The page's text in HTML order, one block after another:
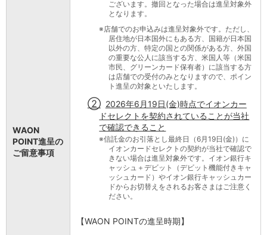
WAON
POINT進呈の
ご留意事項
ございます。撤回となった場合は進呈対象外
となります。
※店舗でのお申込みは進呈対象外です。ただし、
居住地が日本国外にもある方、国籍が日本国
以外の方、特定の国との関係がある方、外国
の重要な公人に該当する方、米国人等（米国
市民、グリーンカード保有者）に該当する方
は店舗での受付のみとなりますので、ポイン
ト進呈の対象といたします。
② 2026年6月19日(金)時点でイオンカー
ドセレクトを契約されていることが当社
で確認できること
※信託金のお引落とし最終日（6月19日(金)）に
イオンカードセレクトの契約が当社で確認で
きない場合は進呈対象外です。イオン銀行キ
ャッシュ＋デビット（デビット機能付きキャ
ッシュカード）やイオン銀行キャッシュカー
ドからお切替えをされるお客さまはご注意く
ださい。
【WAON POINTの進呈時期】